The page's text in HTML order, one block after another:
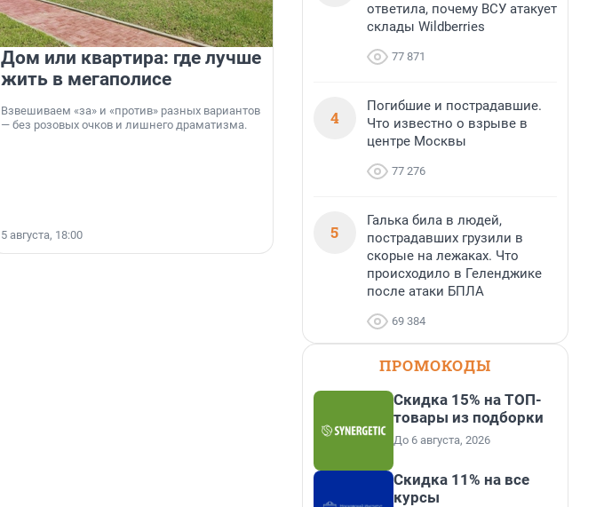
Дом или квартира: где лучше
жить в мегаполисе
Взвешиваем «за» и «против» разных вариантов
— без розовых очков и лишнего драматизма.
5 августа, 18:00
Группа Аквилон на 20%
строительства в
Ленинградской области
независимого портала «Единый ресурс
застройщиков» по объёму текущего
регионе 185 429 кв. метров жилья, что на 20%
больше, чем в 1 квартале 2026 года.
5 августа, 17:12
ответила, почему ВСУ атакует
склады Wildberries
77 871
4
Погибшие и пострадавшие.
Что известно о взрыве в
центре Москвы
77 276
5
Галька била в людей,
пострадавших грузили в
скорые на лежаках. Что
происходило в Геленджике
после атаки БПЛА
69 384
ПРОМОКОДЫ
Скидка 15% на ТОП-
товары из подборки
До 6 августа, 2026
Скидка 11% на все
курсы